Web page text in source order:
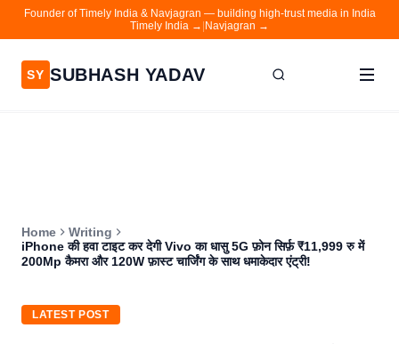
Founder of Timely India & Navjagran — building high-trust media in India
Timely India → Navjagran →
SY SUBHASH YADAV
Contact
Navjagran
Home
Writing
iPhone की हवा टाइट कर देगी Vivo का धासु 5G फ़ोन सिर्फ़ ₹11,999 रु में
200Mp कैमरा और 120W फ़ास्ट चार्जिंग के साथ धमाकेदार एंट्री!
LATEST POST